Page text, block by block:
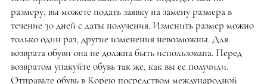
размеру, вы можете подать заявку на замену размера в
течение 30 дней с даты получения. Изменить размер можно
только один раз, другие изменения невозможны. Для
возврата обуви она не должна быть использована. Перед
возвратом упакуйте обувь так же, как вы ее получили.
Отправьте обувь в Корею посредством международной